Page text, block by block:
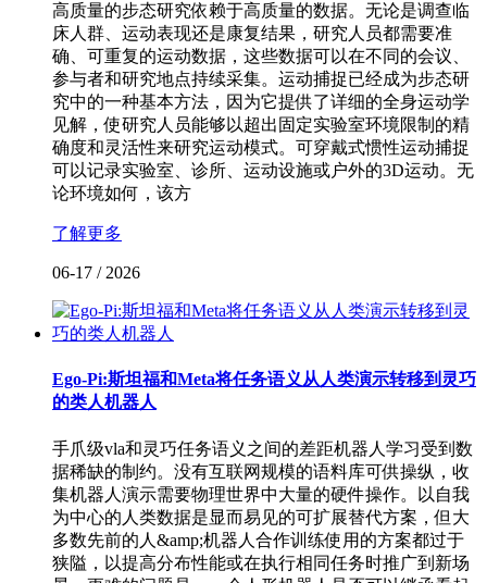
高质量的步态研究依赖于高质量的数据。无论是调查临
床人群、运动表现还是康复结果，研究人员都需要准
确、可重复的运动数据，这些数据可以在不同的会议、
参与者和研究地点持续采集。运动捕捉已经成为步态研
究中的一种基本方法，因为它提供了详细的全身运动学
见解，使研究人员能够以超出固定实验室环境限制的精
确度和灵活性来研究运动模式。可穿戴式惯性运动捕捉
可以记录实验室、诊所、运动设施或户外的3D运动。无
论环境如何，该方
了解更多
06-17 / 2026
Ego-Pi:斯坦福和Meta将任务语义从人类演示转移到灵巧
的类人机器人
手爪级vla和灵巧任务语义之间的差距机器人学习受到数
据稀缺的制约。没有互联网规模的语料库可供操纵，收
集机器人演示需要物理世界中大量的硬件操作。以自我
为中心的人类数据是显而易见的可扩展替代方案，但大
多数先前的人&amp;机器人合作训练使用的方案都过于
狭隘，以提高分布性能或在执行相同任务时推广到新场